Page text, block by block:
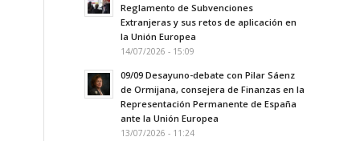
Reglamento de Subvenciones
Extranjeras y sus retos de aplicación en
la Unión Europea
14/07/2026 - 15:09
09/09 Desayuno-debate con Pilar Sáenz
de Ormijana, consejera de Finanzas en la
Representación Permanente de España
ante la Unión Europea
13/07/2026 - 11:24